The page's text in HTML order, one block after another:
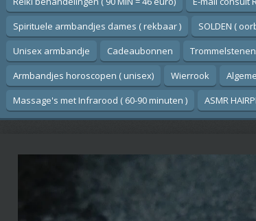
Spirituele armbandjes dames ( rekbaar )
SOLDEN (
Unisex armbandje
Cadeaubonnen
Armbandjes horoscopen ( unisex)
Wierrook
Massage's met Infrarood ( 60-90 minuten )
ASMR